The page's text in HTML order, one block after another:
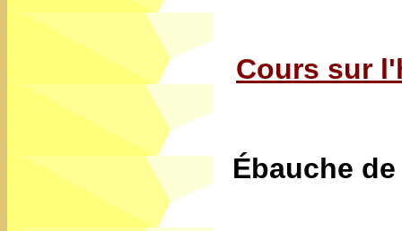
Cours sur
Ébauche